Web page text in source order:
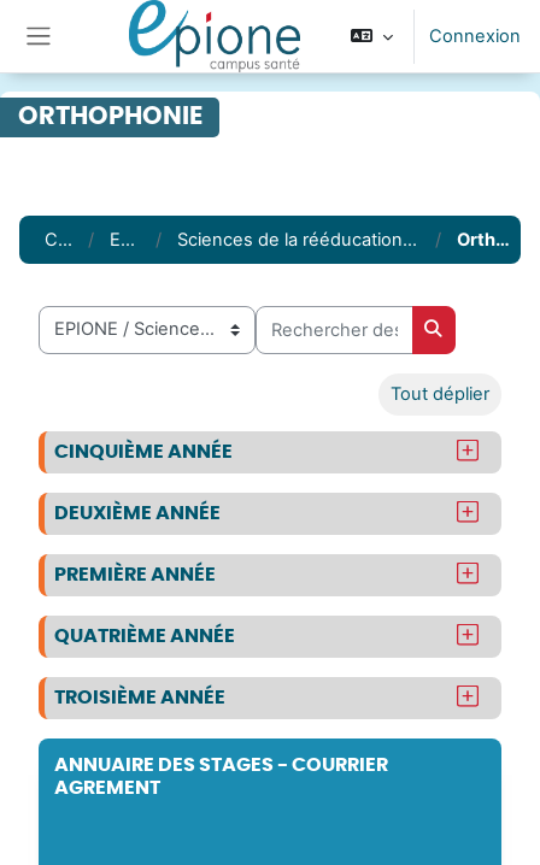
Passer au contenu principal
Panneau latéral
Connexion
ORTHOPHONIE
Cours EPIONE Sciences de la rééducation et de la réadaptation Orthophonie
Catégories de cours
Rechercher des cours
Rechercher
Tout déplier
CINQUIÈME ANNÉE
DEUXIÈME ANNÉE
PREMIÈRE ANNÉE
QUATRIÈME ANNÉE
TROISIÈME ANNÉE
ANNUAIRE DES STAGES - COURRIER
AGREMENT